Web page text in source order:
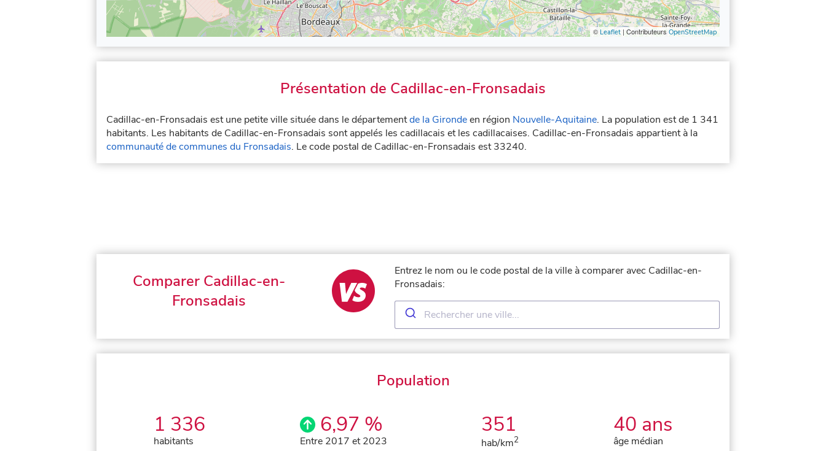
© Leaflet | Contributeurs OpenStreetMap
Présentation de Cadillac-en-Fronsadais
Cadillac-en-Fronsadais est une petite ville située dans le départementde la Girondeen région Nouvelle-Aquitaine. La population est de 1 341
habitants. Les habitants de Cadillac-en-Fronsadais sont appelés les cadillacais et les cadillacaises. Cadillac-en-Fronsadais appartient à la
communauté de communes du Fronsadais. Le code postal de Cadillac-en-Fronsadais est 33240.
Comparer Cadillac-en-
Fronsadais
Entrez le nom ou le code postal de la ville à comparer avec Cadillac-en-
Fronsadais:
Population
1 336
habitants
6,97 %
Entre 2017 et 2023
351
hab/km2
40 ans
âge médian